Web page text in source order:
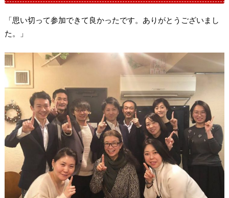
「思い切って参加できて良かったです。ありがとうございまし
た。」